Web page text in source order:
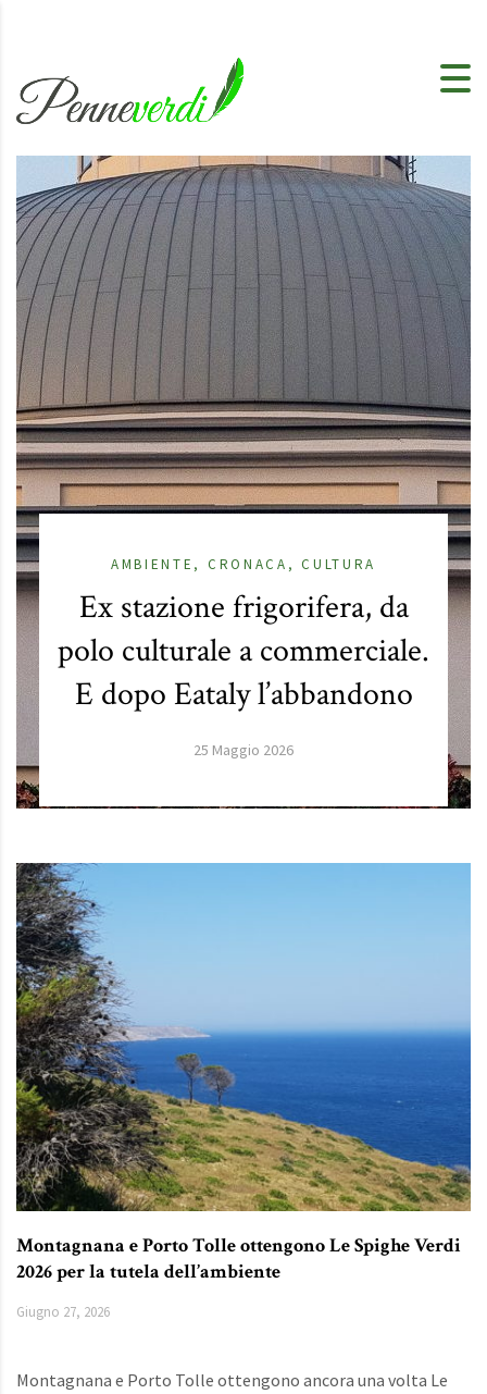
CULTURA
da
Dal 25 maggio
chiusa alle auto.
carico e scarico
commerciali
25 Maggio 2026
Montagnana e Porto Tolle ottengono Le Spighe Verdi
2026 per la tutela dell’ambiente
Giugno 27, 2026
Montagnana e Porto Tolle ottengono ancora una volta Le